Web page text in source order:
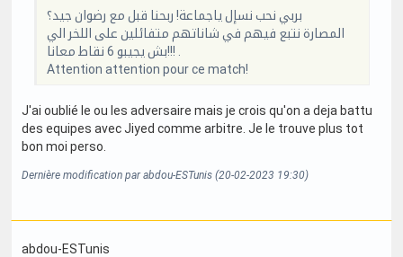
بربي نحب نسإل ياجماعة! ربحنا قبل مع رضوان جيد؟
المصارة نتبع فيهم في شاناتهم متفائلين على اللخر الي
بش يجيبو 6 نقاط معانا!!! .
Attention attention pour ce match!
J'ai oublié le ou les adversaire mais je crois qu'on a deja battu
des equipes avec Jiyed comme arbitre. Je le trouve plus tot
bon moi perso.
Dernière modification par abdou-ESTunis (20-02-2023 19:30)
abdou-ESTunis